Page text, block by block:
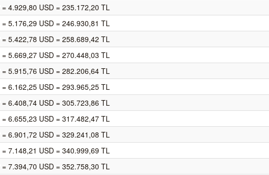
= 4.929,80 USD = 235.172,20 TL
= 5.176,29 USD = 246.930,81 TL
= 5.422,78 USD = 258.689,42 TL
= 5.669,27 USD = 270.448,03 TL
= 5.915,76 USD = 282.206,64 TL
= 6.162,25 USD = 293.965,25 TL
= 6.408,74 USD = 305.723,86 TL
= 6.655,23 USD = 317.482,47 TL
= 6.901,72 USD = 329.241,08 TL
= 7.148,21 USD = 340.999,69 TL
= 7.394,70 USD = 352.758,30 TL